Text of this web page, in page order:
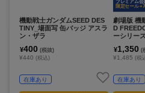
機動戦士ガンダムSEED DES
TINY_場面写 缶バッジ アスラ
ン・ザラ
¥400 (税抜)
¥440 (税込)
在庫あり
プレミアム会
限定セール
劇場版 機
D
ーシリー
¥1,350 (
¥1,485 (税
在庫あり